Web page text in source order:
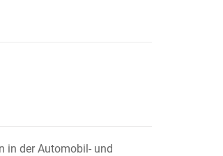
in der Automobil- und